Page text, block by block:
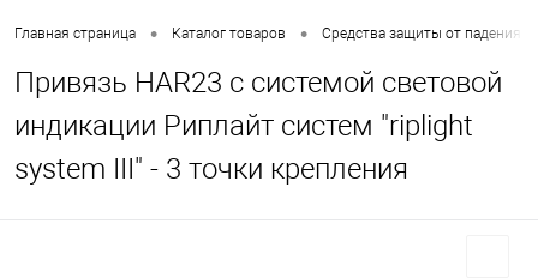
Главная страница • Каталог товаров • Средства защиты от падения
Привязь HAR23 с системой световой
индикации Риплайт систем "riplight
system III" - 3 точки крепления